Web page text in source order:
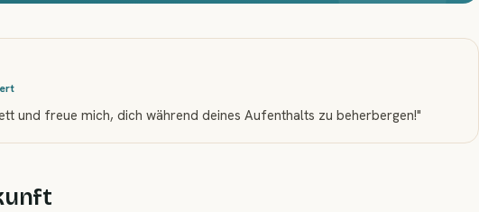
und freue mich, dich während deines Aufenthalts zu beherbergen!"